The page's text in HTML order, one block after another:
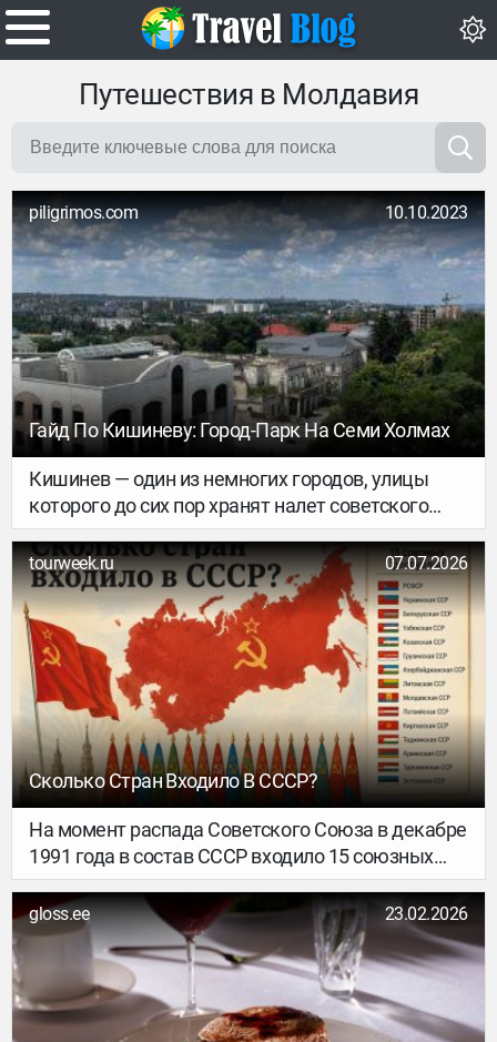
Путешествия в Молдавия
piligrimos.com 10.10.2023
Гайд По Кишиневу: Город-Парк На Семи Холмах
Кишинев — один из немногих городов, улицы
которого до сих пор хранят налет советского
прошлого. Но при близком знакомстве с
молдавской столицей понимаешь, что
современные тренды в культуре, досуге и
гастрономии не обошли его стороной.
tourweek.ru 07.07.2026
Сколько Стран Входило В СССР?
На момент распада Советского Союза в декабре
1991 года в состав СССР входило 15 союзных
республик. Именно они впоследствии стали
современными независимыми государствами:
Россия, Украина, Беларусь, Казахстан,
Узбекистан, Грузия, Армения, Азербайджан,
Молдова, Литва, Латвия, Эстония, Кыргызстан,
Таджикистан и Туркменистан.
gloss.ee 23.02.2026